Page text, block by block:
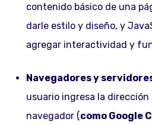
contenido básico de una
darle estilo y diseño, y
agregar interactividad y
Navegadores y
usuario ingresa la
navegador (como Google